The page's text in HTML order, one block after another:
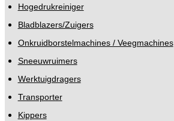
Hogedrukreiniger
Bladblazers/Zuigers
Onkruidborstelmachines / Veegmachines
Sneeuwruimers
Werktuigdragers
Transporter
Kippers